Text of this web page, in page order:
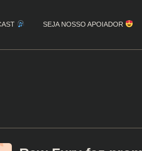
SEJA NOSSO APOIADOR